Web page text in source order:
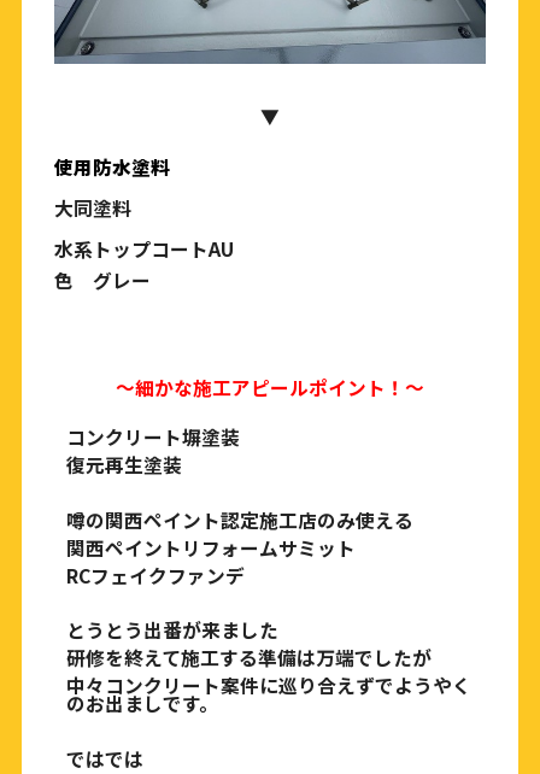
▼
使用防水塗料
大同塗料
水系トップコートAU
色 グレー
〜細かな施工アピールポイント！〜
コンクリート塀塗装
復元再生塗装
噂の関西ペイント認定施工店のみ使える
関西ペイントリフォームサミット
RCフェイクファンデ
とうとう出番が来ました
研修を終えて施工する準備は万端でしたが
中々コンクリート案件に巡り合えずでようやく
のお出ましです。
ではでは